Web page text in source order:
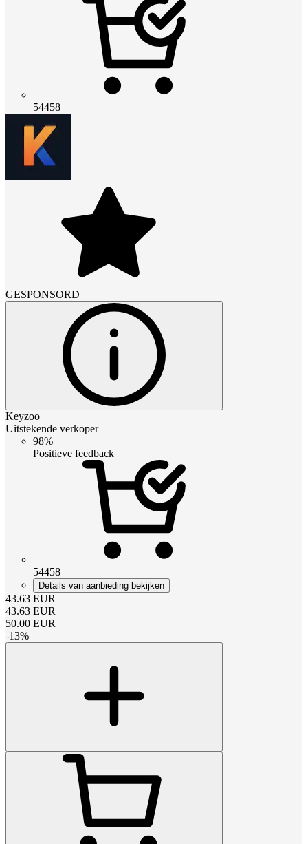
54458
GESPONSORD
Keyzoo
Uitstekende verkoper
98%
Positieve feedback
54458
Details van aanbieding bekijken
43.63 EUR
43.63 EUR
50.00 EUR
-13%